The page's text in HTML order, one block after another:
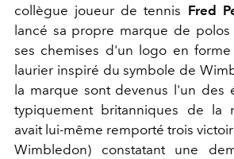
collègue joueur de tennis Fred
lancé sa propre marque de
ses chemises d'un logo en
laurier inspiré du symbole de
la marque sont devenus l'un des
typiquement britanniques de la
avait lui-même remporté trois
Wimbledon) constatant une